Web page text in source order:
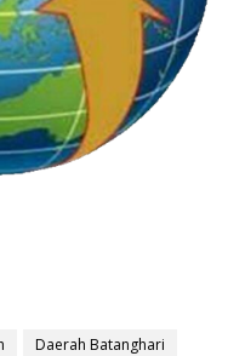
Daerah Batanghari